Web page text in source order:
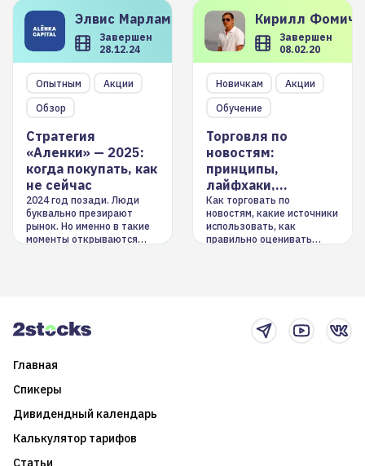
Элвис Марламов
Завершен
28.12.24
Опытным
Акции
Обзор
Стратегия
«Аленки» — 2025:
когда покупать, как
не сейчас
2024 год позади. Люди
буквально презирают
рынок. Но именно в такие
моменты открываются
Кирилл
Завершен
08.02.20
Новичкам
Акции
Обучение
Торговля по
новостям:
принципы,
лайфхаки,
инструменты
Как торговать по
новостям, какие источники
использовать, как
правильно оценивать
Главная
Спикеры
Дивидендный календарь
Калькулятор тарифов
Статьи